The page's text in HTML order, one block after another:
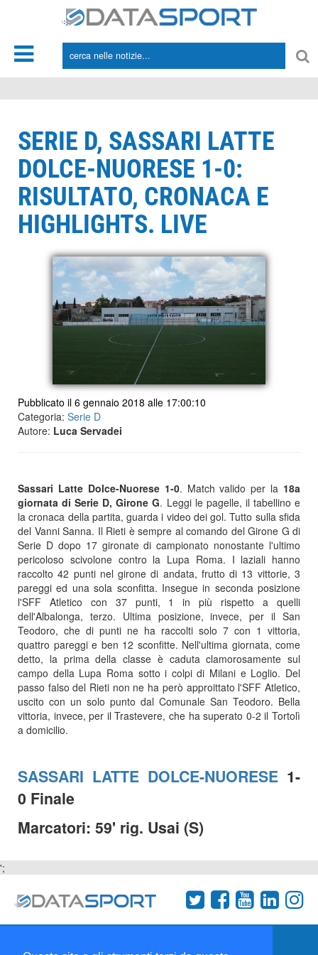
SERIE D, SASSARI LATTE
DOLCE-NUORESE 1-0:
RISULTATO, CRONACA E
HIGHLIGHTS. LIVE
Pubblicato il 6 gennaio 2018 alle 17:00:10
Categoria: Serie D
Autore: Luca Servadei
Sassari Latte Dolce-Nuorese 1-0. Match valido per la 18a
giornata di Serie D, Girone G. Leggi le pagelle, il tabellino e
la cronaca della partita, guarda i video dei gol. Tutto sulla sfida
del Vanni Sanna. Il Rieti è sempre al comando del Girone G di
Serie D dopo 17 gironate di campionato nonostante l'ultimo
pericoloso scivolone contro la Lupa Roma. I laziali hanno
raccolto 42 punti nel girone di andata, frutto di 13 vittorie, 3
pareggi ed una sola sconfitta. Insegue in seconda posizione
l'SFF Atletico con 37 punti, 1 in più rispetto a quelli
dell'Albalonga, terzo. Ultima posizione, invece, per il San
Teodoro, che di punti ne ha raccolti solo 7 con 1 vittoria,
quattro pareggi e ben 12 sconfitte. Nell'ultima giornata, come
detto, la prima della classe è caduta clamorosamente sul
campo della Lupa Roma sotto i colpi di Milani e Loglio. Del
passo falso del Rieti non ne ha però approittato l'SFF Atletico,
uscito con un solo punto dal Comunale San Teodoro. Bella
vittoria, invece, per il Trastevere, che ha superato 0-2 il Tortolì
a domicilio.
SASSARI LATTE DOLCE-NUORESE 1-
0 Finale
Marcatori: 59' rig. Usai (S)
';